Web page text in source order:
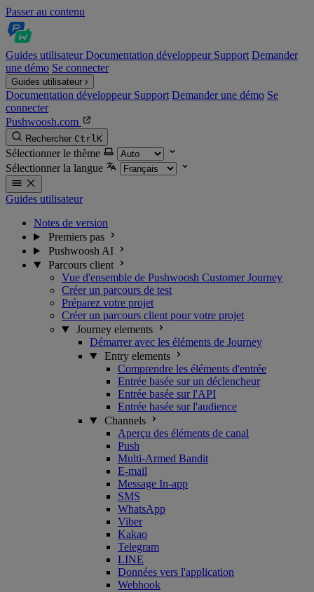
Passer au contenu
Guides utilisateurDocumentation développeur Support Demander
une démo Se connecter
Guides utilisateur
Documentation développeur Support Demander une démo Se
connecter
Pushwoosh.com
Rechercher CtrlK
Sélectionner le thème
Sélectionner la langue
Guides utilisateur
Notes de version
Premiers pas
Pushwoosh AI
Parcours client
Vue d'ensemble de Pushwoosh Customer Journey
Créer un parcours de test
Préparez votre projet
Créer un parcours client pour votre projet
Journey elements
Démarrer avec les éléments de Journey
Entry elements
Comprendre les éléments d'entrée
Entrée basée sur un déclencheur
Entrée basée sur l'API
Entrée basée sur l'audience
Channels
Aperçu des éléments de canal
Push
Multi-Armed Bandit
E-mail
Message In-app
SMS
WhatsApp
Viber
Kakao
Telegram
LINE
Données vers l'application
Webhook